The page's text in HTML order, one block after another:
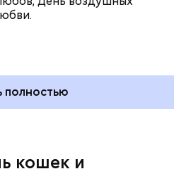
полностью
кошек и